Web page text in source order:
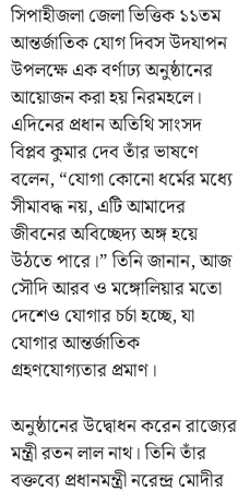
সিপাহীজলা জেলা ভিত্তিক ১১তম
আন্তর্জাতিক যোগ দিবস উদযাপন
উপলক্ষে এক বর্ণাঢ্য অনুষ্ঠানের
আয়োজন করা হয় নিরমহলে।
এদিনের প্রধান অতিথি সাংসদ
বিপ্লব কুমার দেব তাঁর ভাষণে
বলেন, “যোগা কোনো ধর্মের মধ্যে
সীমাবদ্ধ নয়, এটি আমাদের
জীবনের অবিচ্ছেদ্য অঙ্গ হয়ে
উঠতে পারে।” তিনি জানান, আজ
সৌদি আরব ও মঙ্গোলিয়ার মতো
দেশেও যোগার চর্চা হচ্ছে, যা
যোগার আন্তর্জাতিক
গ্রহণযোগ্যতার প্রমাণ।
অনুষ্ঠানের উদ্বোধন করেন রাজ্যের
মন্ত্রী রতন লাল নাথ। তিনি তাঁর
বক্তব্যে প্রধানমন্ত্রী নরেন্দ্র মোদীর